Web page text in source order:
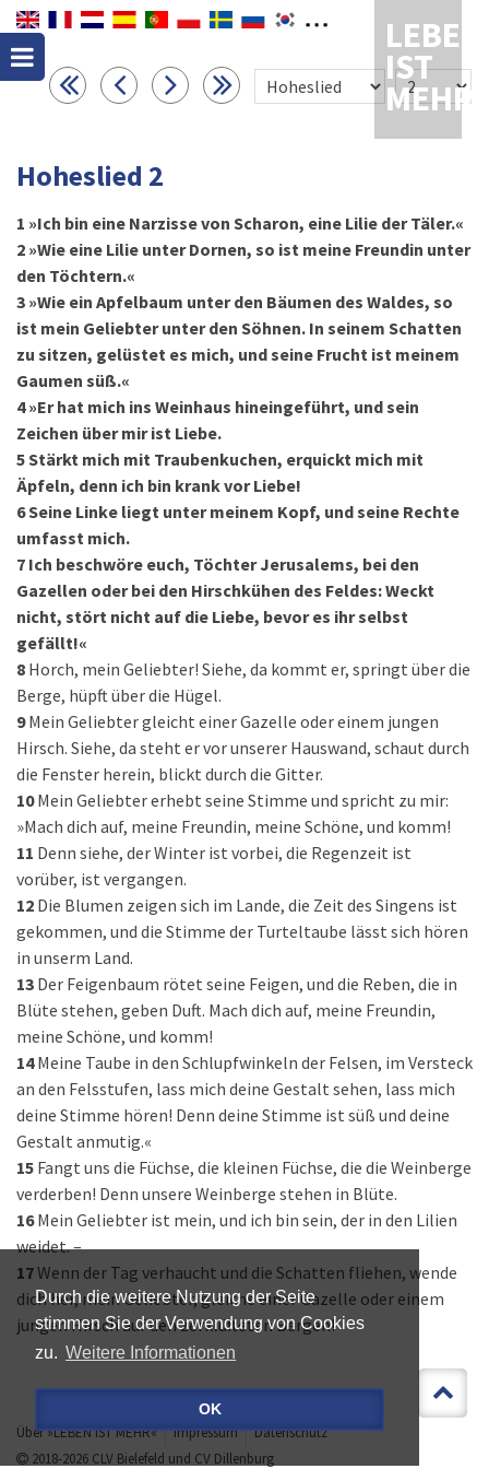
Durch die weitere Nutzung der Seite
stimmen Sie der Verwendung von Cookies
zu. Weitere Informationen
OK
LEBEN
IST
MEHR
Hoheslied 2
1 »Ich bin eine Narzisse von Scharon, eine Lilie der Täler.«
2 »Wie eine Lilie unter Dornen, so ist meine Freundin unter
den Töchtern.«
3 »Wie ein Apfelbaum unter den Bäumen des Waldes, so
ist mein Geliebter unter den Söhnen. In seinem Schatten
zu sitzen, gelüstet es mich, und seine Frucht ist meinem
Gaumen süß.«
4 »Er hat mich ins Weinhaus hineingeführt, und sein
Zeichen über mir ist Liebe.
5Stärkt mich mit Traubenkuchen, erquickt mich mit
Äpfeln, denn ich bin krank vor Liebe!
6Seine Linke liegt unter meinem Kopf, und seine Rechte
umfasst mich.
7 Ich beschwöre euch, Töchter Jerusalems, bei den
Gazellen oder bei den Hirschkühen des Feldes: Weckt
nicht, stört nicht auf die Liebe, bevor es ihr selbst
gefällt!«
8 Horch, mein Geliebter! Siehe, da kommt er, springt über die
Berge, hüpft über die Hügel.
9 Mein Geliebter gleicht einer Gazelle oder einem jungen
Hirsch. Siehe, da steht er vor unserer Hauswand, schaut durch
die Fenster herein, blickt durch die Gitter.
10 Mein Geliebter erhebt seine Stimme und spricht zu mir:
»Mach dich auf, meine Freundin, meine Schöne, und komm!
11 Denn siehe, der Winter ist vorbei, die Regenzeit ist
vorüber, ist vergangen.
12 Die Blumen zeigen sich im Lande, die Zeit des Singens ist
gekommen, und die Stimme der Turteltaube lässt sich hören
in unserm Land.
13 Der Feigenbaum rötet seine Feigen, und die Reben, die in
Blüte stehen, geben Duft. Mach dich auf, meine Freundin,
meine Schöne, und komm!
14 Meine Taube in den Schlupfwinkeln der Felsen, im Versteck
an den Felsstufen, lass mich deine Gestalt sehen, lass mich
deine Stimme hören! Denn deine Stimme ist süß und deine
Gestalt anmutig.«
15 Fangt uns die Füchse, die kleinen Füchse, die die Weinberge
verderben! Denn unsere Weinberge stehen in Blüte.
16 Mein Geliebter ist mein, und ich bin sein, der in den Lilien
weidet. –
17Wenn der Tag verhaucht und die Schatten fliehen, wende
dich her, mein Geliebter, gleiche einer Gazelle oder einem
jungen Hirsch auf den zerklüfteten Bergen!
Über »LEBEN IST MEHR« Impressum
Datenschutz
2018-2026 CLV Bielefeld und CV Dillenburg